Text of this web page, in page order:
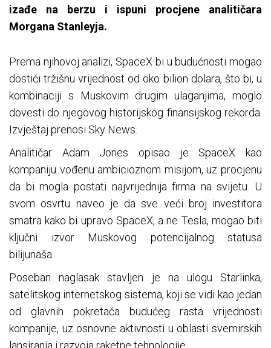
izađe na berzu i ispuni procjene analitičara
Morgana Stanleyja.
Prema njihovoj analizi, SpaceX bi u budućnosti mogao
dostići tržišnu vrijednost od oko bilion dolara, što bi, u
kombinaciji s Muskovim drugim ulaganjima, moglo
dovesti do njegovog historijskog finansijskog rekorda.
Izvještaj prenosi Sky News.
Analitičar Adam Jones opisao je SpaceX kao
kompaniju vođenu ambicioznom misijom, uz procjenu
da bi mogla postati najvrijednija firma na svijetu. U
svom osvrtu naveo je da sve veći broj investitora
smatra kako bi upravo SpaceX, a ne Tesla, mogao biti
ključni izvor Muskovog potencijalnog statusa
bilijunaša.
Poseban naglasak stavljen je na ulogu Starlinka,
satelitskog internetskog sistema, koji se vidi kao jedan
od glavnih pokretača budućeg rasta vrijednosti
kompanije, uz osnovne aktivnosti u oblasti svemirskih
lansiranja i razvoja raketne tehnologije.